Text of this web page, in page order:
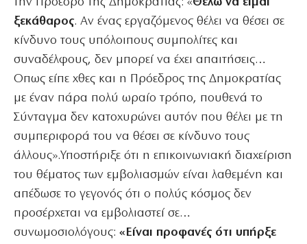
ξεκάθαρος. Αν ένας εργαζόμενος θέλει να θέσει σε
κίνδυνο τους υπόλοιπους συμπολίτες και
συναδέλφους, δεν μπορεί να έχει απαιτήσεις…
Οπως είπε χθες και η Πρόεδρος της Δημοκρατίας
με έναν πάρα πολύ ωραίο τρόπο, πουθενά το
Σύνταγμα δεν κατοχυρώνει αυτόν που θέλει με τη
συμπεριφορά του να θέσει σε κίνδυνο τους
άλλους».Υποστήριξε ότι η επικοινωνιακή διαχείριση
του θέματος των εμβολιασμών είναι λαθεμένη και
απέδωσε το γεγονός ότι ο πολύς κόσμος δεν
προσέρχεται να εμβολιαστεί σε…
συνωμοσιολόγους: «Είναι προφανές ότι υπήρξε